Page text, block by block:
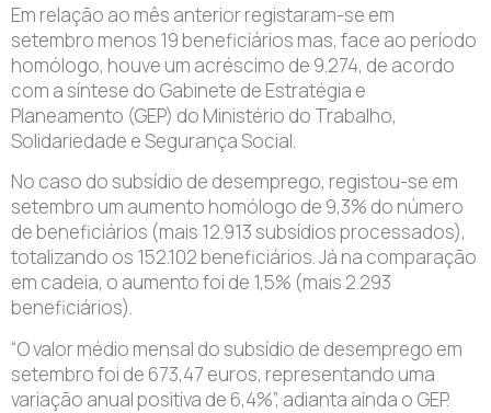
Em relação ao mês anterior registaram-se em
setembro menos 19 beneficiários mas, face ao período
homólogo, houve um acréscimo de 9.274, de acordo
com a síntese do Gabinete de Estratégia e
Planeamento (GEP) do Ministério do Trabalho,
Solidariedade e Segurança Social.
No caso do subsídio de desemprego, registou-se em
setembro um aumento homólogo de 9,3% do número
de beneficiários (mais 12.913 subsídios processados),
totalizando os 152.102 beneficiários. Já na comparação
em cadeia, o aumento foi de 1,5% (mais 2.293
beneficiários).
“O valor médio mensal do subsídio de desemprego em
setembro foi de 673,47 euros, representando uma
variação anual positiva de 6,4%”, adianta ainda o GEP.